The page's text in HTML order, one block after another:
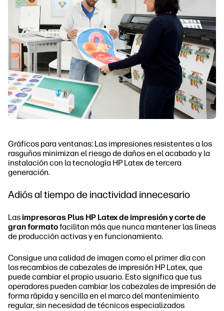
Gráficos para ventanas: Las impresiones resistentes a los
rasguños minimizan el riesgo de daños en el acabado y la
instalación con la tecnología HP Latex de tercera
generación.
Adiós al tiempo de inactividad innecesario
Lasimpresoras Plus HP Latex de impresión y corte de
gran formatofacilitan más que nunca mantener las líneas
de producción activas y en funcionamiento.
Consigue una calidad de imagen como el primer día con
los recambios de cabezales de impresión HP Latex, que
puede cambiar el propio usuario. Esto significa que tus
operadores pueden cambiar los cabezales de impresión de
forma rápida y sencilla en el marco del mantenimiento
regular, sin necesidad de técnicos especializados